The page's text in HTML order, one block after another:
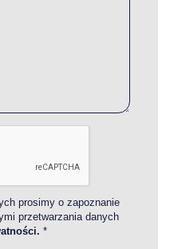
prosimy o zapoznanie
przetwarzania danych
*